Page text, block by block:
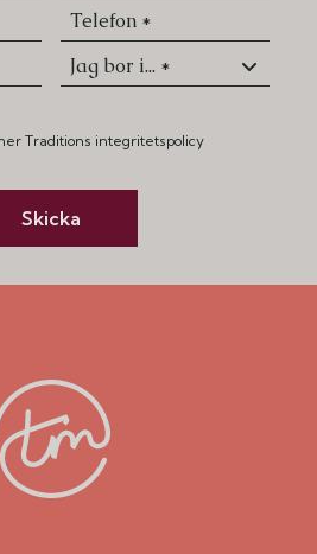
Traditions integritetspolicy
Skicka